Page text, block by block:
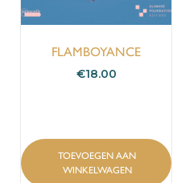
FLAMBOYANCE
€18.00
TOEVOEGEN AAN
WINKELWAGEN